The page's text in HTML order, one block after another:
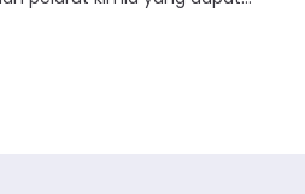
memiliki kulit sensitif atau